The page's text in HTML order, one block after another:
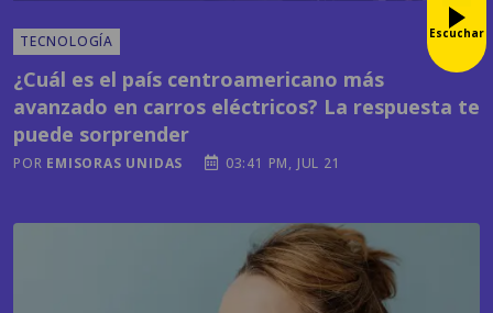
TECNOLOGÍA
¿Cuál es el país centroamericano más
avanzado en carros eléctricos? La respuesta te
puede sorprender
POR EMISORAS UNIDAS 03:41 PM, JUL 21
Escuchar